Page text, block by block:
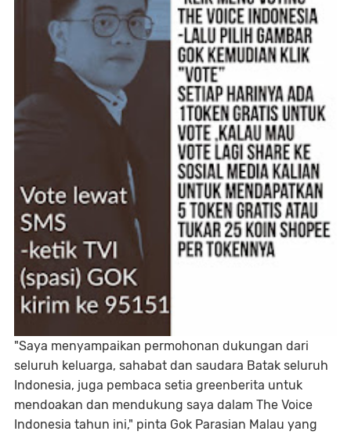
"Saya menyampaikan permohonan dukungan dari
seluruh keluarga, sahabat dan saudara Batak seluruh
Indonesia, juga pembaca setia greenberita untuk
mendoakan dan mendukung saya dalam The Voice
Indonesia tahun ini," pinta Gok Parasian Malau yang